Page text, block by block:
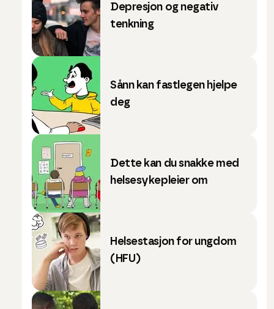
Depresjon og negativ
tenkning
Sånn kan fastlegen hjelpe
deg
Dette kan du snakke med
helsesykepleier om
Helsestasjon for ungdom
(HFU)